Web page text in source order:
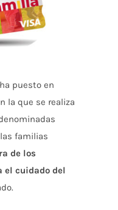
puesto en
la que se realiza
familias
de los
el cuidado del